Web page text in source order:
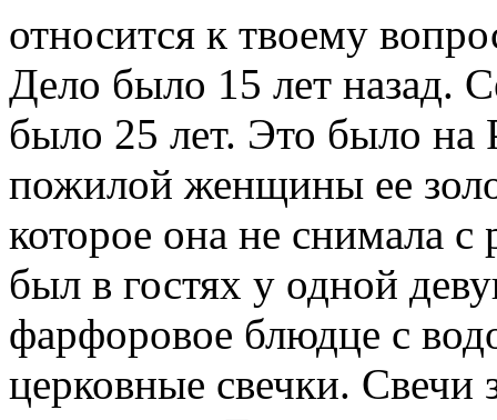
относится к твоему
Дело было 15 лет назад.
было 25 лет. Это было
пожилой женщины ее
которое она не снимала
был в гостях у одной
фарфоровое блюдце с
церковные свечки. Свечи